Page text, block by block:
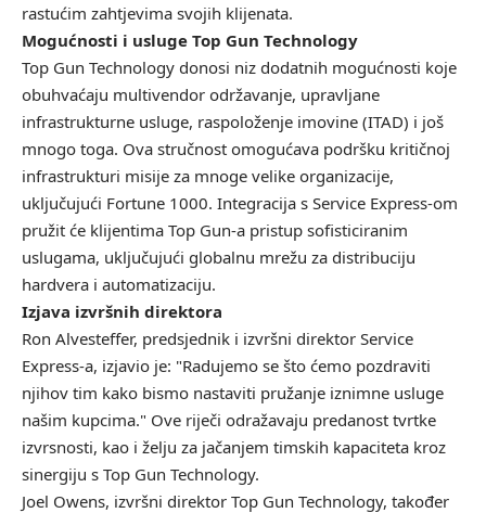
rastućim zahtjevima svojih klijenata.
Mogućnosti i usluge Top Gun Technology
Top Gun Technology donosi niz dodatnih mogućnosti koje
obuhvaćaju multivendor održavanje, upravljane
infrastrukturne usluge, raspoloženje imovine (ITAD) i još
mnogo toga. Ova stručnost omogućava podršku kritičnoj
infrastrukturi misije za mnoge velike organizacije,
uključujući Fortune 1000. Integracija s Service Express-om
pružit će klijentima Top Gun-a pristup sofisticiranim
uslugama, uključujući globalnu mrežu za distribuciju
hardvera i automatizaciju.
Izjava izvršnih direktora
Ron Alvesteffer, predsjednik i izvršni direktor Service
Express-a, izjavio je: "Radujemo se što ćemo pozdraviti
njihov tim kako bismo nastaviti pružanje iznimne usluge
našim kupcima." Ove riječi odražavaju predanost tvrtke
izvrsnosti, kao i želju za jačanjem timskih kapaciteta kroz
sinergiju s Top Gun Technology.
Joel Owens, izvršni direktor Top Gun Technology, također